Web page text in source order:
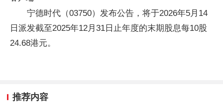
宁德时代（03750）发布公告，将于2026年5月14
日派发截至2025年12月31日止年度的末期股息每10股
24.68港元。
推荐内容